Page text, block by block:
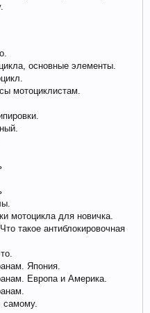
основные элементы.
мотоциклистам.
мотоцикла для новичка.
такое антиблокировочная
Япония.
Европа и Америка.
самому.